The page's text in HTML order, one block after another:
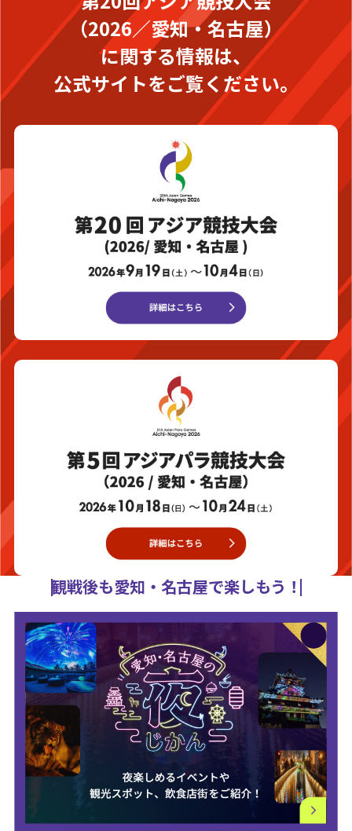
（2026／愛知・名古屋）
に関する情報は、
公式サイトをご覧ください。
観戦後も愛知・名古屋で楽しもう！